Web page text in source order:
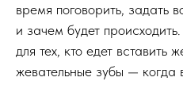
время поговорить, задать
и зачем будет
для тех, кто едет вставить
жевательные зубы — когда